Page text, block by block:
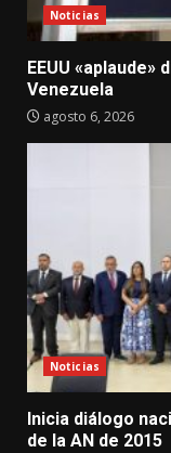
Noticias
EEUU
Venezuela
agosto 6, 2026
Noticias
Inicia diálogo
de la AN de 2015